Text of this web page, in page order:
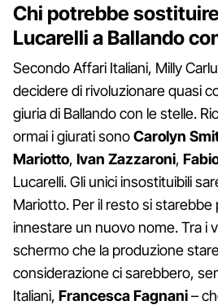
Chi potrebbe
Lucarelli a Ballando
Secondo Affari Italiani, Milly
decidere di rivoluzionare quasi
giuria di Ballando con le stelle.
ormai i giurati sonoCarolyn
Mariotto, Ivan Zazzaroni,
Lucarelli. Gli unici insostituibili
Mariotto. Per il resto si starebbe
innestare un nuovo nome. Tra i
schermo che la produzione
considerazione ci sarebbero,
Italiani, Francesca Fagnani–